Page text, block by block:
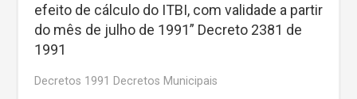
efeito de cálculo do ITBI, com validade a partir
do mês de julho de 1991” Decreto 2381 de
1991
Decretos 1991 Decretos Municipais